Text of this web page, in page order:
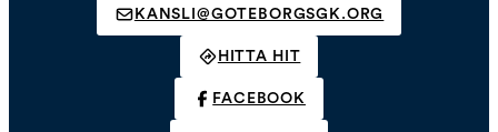
KANSLI@GOTEBORGSGK.ORG
HITTA HIT
FACEBOOK